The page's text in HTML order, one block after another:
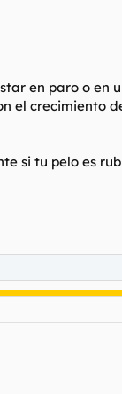
en paro o en
el crecimiento
si tu pelo es